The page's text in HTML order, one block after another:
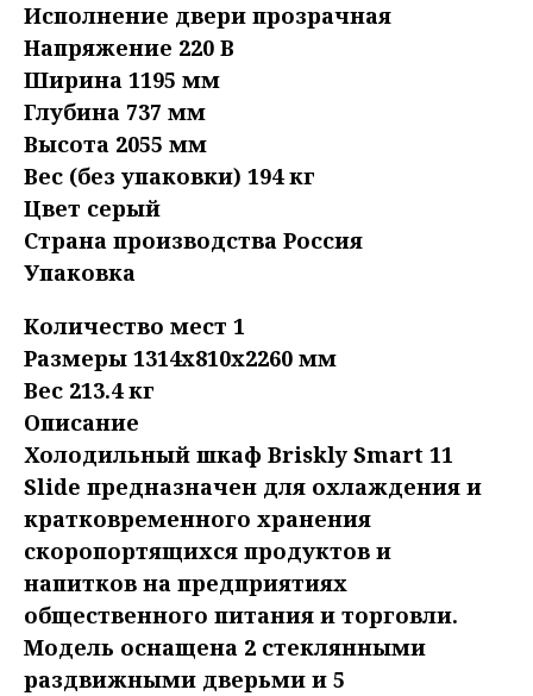
Исполнение двери прозрачная
Напряжение 220 В
Ширина 1195 мм
Глубина 737 мм
Высота 2055 мм
Вес (без упаковки) 194 кг
Цвет серый
Страна производства Россия
Упаковка
Количество мест 1
Размеры 1314x810x2260 мм
Вес 213.4 кг
Описание
Холодильный шкаф Briskly Smart 11
Slide предназначен для охлаждения и
кратковременного хранения
скоропортящихся продуктов и
напитков на предприятиях
общественного питания и торговли.
Модель оснащена 2 стеклянными
раздвижными дверьми и 5